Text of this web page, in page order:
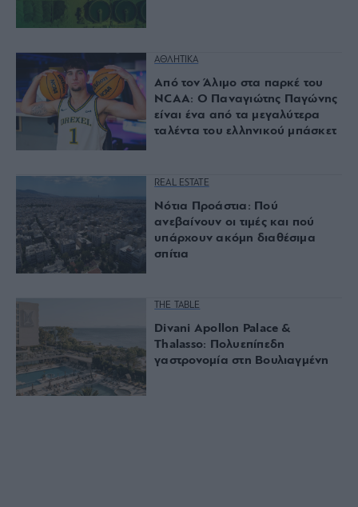
ΑΘΛΗΤΙΚΑ
Από τον Άλιμο στα παρκέ του
NCAA: Ο Παναγιώτης Παγώνης
είναι ένα από τα μεγαλύτερα
ταλέντα του ελληνικού μπάσκετ
REAL ESTATE
Νότια Προάστια: Πού
ανεβαίνουν οι τιμές και πού
υπάρχουν ακόμη διαθέσιμα
σπίτια
THE TABLE
Divani Apollon Palace &
Thalasso: Πολυεπίπεδη
γαστρονομία στη Βουλιαγμένη